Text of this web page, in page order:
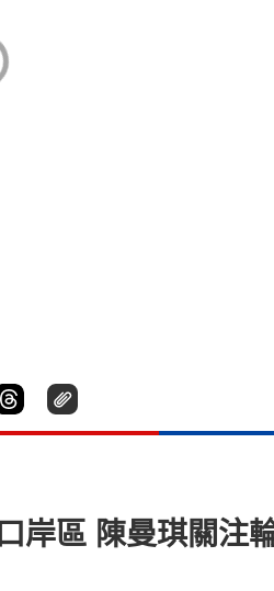
岸區 陳曼琪關注